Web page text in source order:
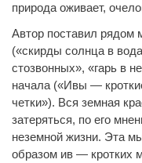
природа оживает,
Автор поставил рядом
(«скирды солнца в
стозвонных», «гарь в
начала («Ивы —
четки»). Вся земная
затеряться, по его
неземной жизни. Эта
образом ив — кротких